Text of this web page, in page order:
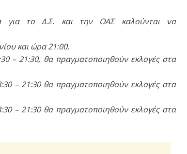
για το Δ.Σ. και την ΟΑΣ καλούνται να
και ώρα 21:00.
– 21:30, θα πραγματοποιηθούν εκλογές στα
– 21:30 θα πραγματοποιηθούν εκλογές στα
– 21:30 θα πραγματοποιηθούν εκλογές στα